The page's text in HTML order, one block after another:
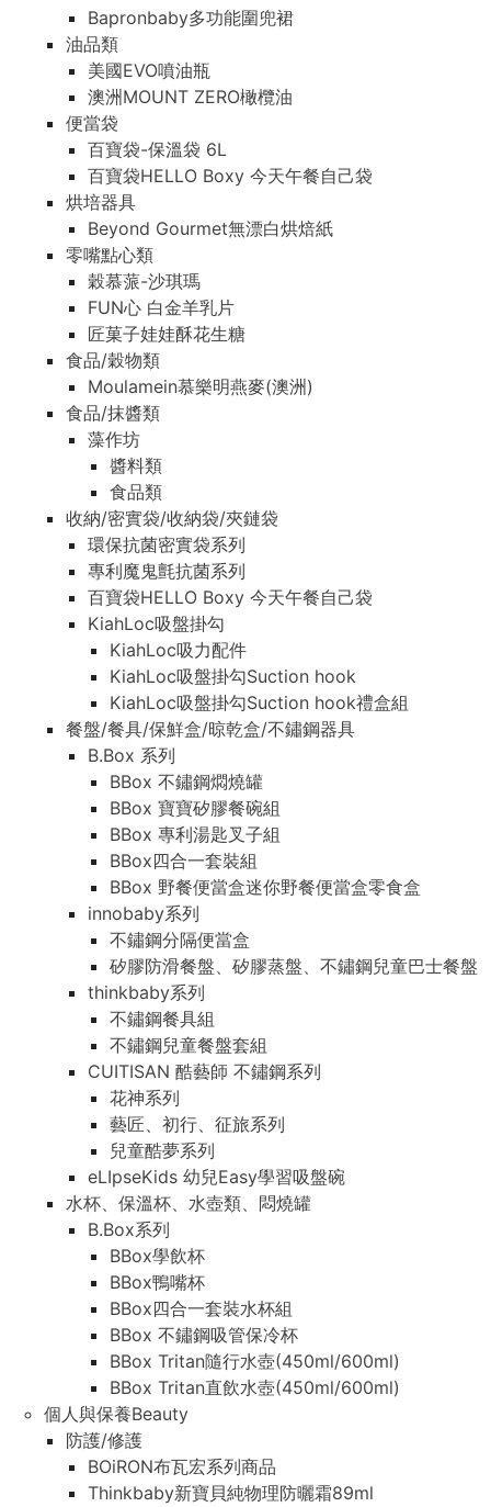
Bapronbaby多功能圍兜裙
油品類
美國EVO噴油瓶
澳洲MOUNT ZERO橄欖油
便當袋
百寶袋-保溫袋 6L
百寶袋HELLO Boxy 今天午餐自己袋
烘培器具
Beyond Gourmet無漂白烘焙紙
零嘴點心類
穀慕蒎-沙琪瑪
FUN心 白金羊乳片
匠菓子娃娃酥花生糖
食品/穀物類
Moulamein慕樂明燕麥(澳洲)
食品/抹醬類
藻作坊
醬料類
食品類
收納/密實袋/收納袋/夾鏈袋
環保抗菌密實袋系列
專利魔鬼氈抗菌系列
百寶袋HELLO Boxy 今天午餐自己袋
KiahLoc吸盤掛勾
KiahLoc吸力配件
KiahLoc吸盤掛勾Suction hook
KiahLoc吸盤掛勾Suction hook禮盒組
餐盤/餐具/保鮮盒/晾乾盒/不鏽鋼器具
B.Box 系列
BBox 不鏽鋼燜燒罐
BBox 寶寶矽膠餐碗組
BBox 專利湯匙叉子組
BBox四合一套裝組
BBox 野餐便當盒迷你野餐便當盒零食盒
innobaby系列
不鏽鋼分隔便當盒
矽膠防滑餐盤、矽膠蒸盤、不鏽鋼兒童巴士餐盤
thinkbaby系列
不鏽鋼餐具組
不鏽鋼兒童餐盤套組
CUITISAN 酷藝師 不鏽鋼系列
花神系列
藝匠、初行、征旅系列
兒童酷夢系列
eLIpseKids 幼兒Easy學習吸盤碗
水杯、保溫杯、水壺類、悶燒罐
B.Box系列
BBox學飲杯
BBox鴨嘴杯
BBox四合一套裝水杯組
BBox 不鏽鋼吸管保冷杯
BBox Tritan隨行水壺(450ml/600ml)
BBox Tritan直飲水壺(450ml/600ml)
個人與保養Beauty
防護/修護
BOiRON布瓦宏系列商品
Thinkbaby新寶貝純物理防曬霜89ml